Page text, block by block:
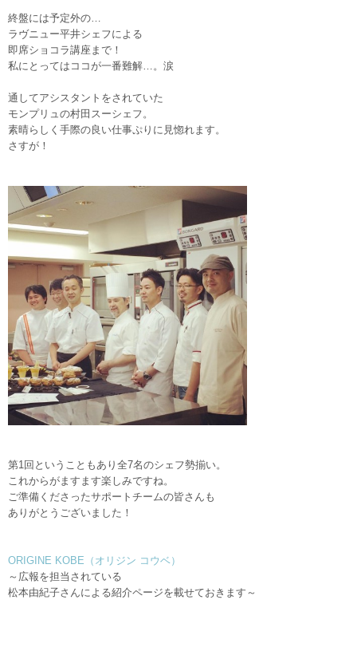
終盤には予定外の…
ラヴニュー平井シェフによる
即席ショコラ講座まで！
私にとってはココが一番難解…。涙
通してアシスタントをされていた
モンプリュの村田スーシェフ。
素晴らしく手際の良い仕事ぷりに見惚れます。
さすが！
第1回ということもあり全7名のシェフ勢揃い。
これからがますます楽しみですね。
ご準備くださったサポートチームの皆さんも
ありがとうございました！
ORIGINE KOBE（オリジン コウベ）
～広報を担当されている
松本由紀子さんによる紹介ページを載せておきます～